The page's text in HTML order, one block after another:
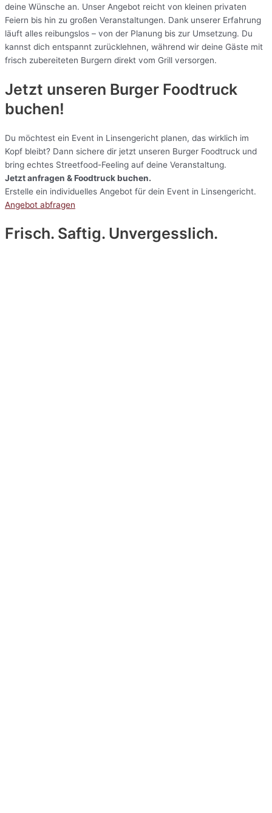
deine Wünsche an. Unser Angebot reicht von kleinen privaten
Feiern bis hin zu großen Veranstaltungen. Dank unserer Erfahrung
läuft alles reibungslos – von der Planung bis zur Umsetzung. Du
kannst dich entspannt zurücklehnen, während wir deine Gäste mit
frisch zubereiteten Burgern direkt vom Grill versorgen.
Jetzt unseren Burger Foodtruck
buchen!
Du möchtest ein Event in Linsengericht planen, das wirklich im
Kopf bleibt? Dann sichere dir jetzt unseren Burger Foodtruck und
bring echtes Streetfood-Feeling auf deine Veranstaltung.
Jetzt anfragen & Foodtruck buchen.
Erstelle ein individuelles Angebot für dein Event in Linsengericht.
Angebot abfragen
Frisch. Saftig. Unvergesslich.